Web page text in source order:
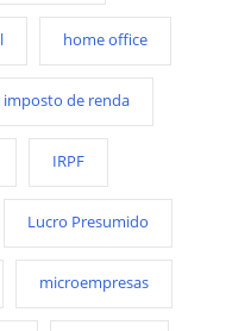
home office
imposto de renda
IRPF
Lucro Presumido
microempresas